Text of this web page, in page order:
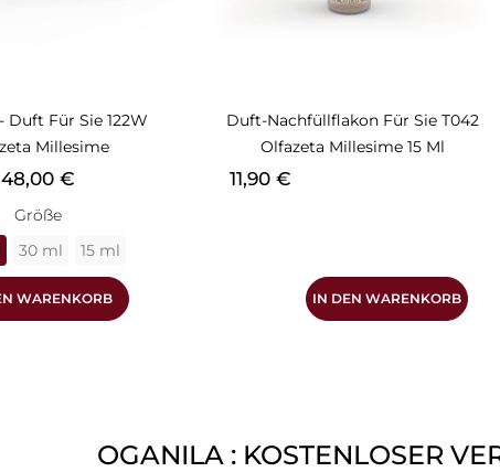
Duft Für Sie 122W
Millesime
Preis
48,00 €
Größe
30 ml 15 ml
WARENKORB
Duft-Nachfüllflakon Für Sie T042
Olfazeta Millesime 15 Ml
Preis
11,90 €
IN DEN WARENKORB
OGANILA : KOSTENLOSER